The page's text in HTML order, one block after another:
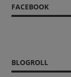
FACEBOOK
BLOGROLL